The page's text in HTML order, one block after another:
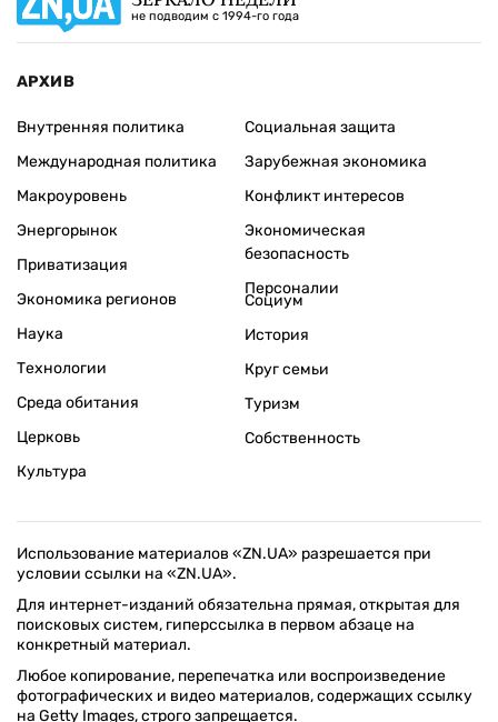
не подводим с 1994-го года
АРХИВ
Внутренняя политика
Международная политика
Макроуровень
Энергорынок
Приватизация
Экономика регионов
Социальная защита
Зарубежная экономика
Конфликт интересов
Экономическая
безопасность
Персоналии
Наука
Технологии
Среда обитания
Церковь
Культура
Социум
История
Круг семьи
Туризм
Собственность
Использование материалов «ZN.UA» разрешается при
условии ссылки на «ZN.UA».
Для интернет-изданий обязательна прямая, открытая для
поисковых систем, гиперссылка в первом абзаце на
конкретный материал.
Любое копирование, перепечатка или воспроизведение
фотографических и видео материалов, содержащих ссылку
на Getty Images, строго запрещается.